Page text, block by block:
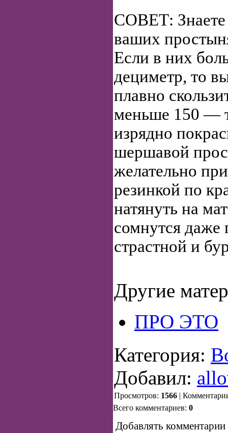
СОВЕТ: Знаете
ваших
Если в них
дециметр, то
плавно
меньше 150 —
изрядно
шершавой
желательно
резинкой по
натянуть на
сомнутся даже
страстной и
Другие
ПРО ЭТО
Категория:
Добавил:
Просмотров: 1566 |
Всего комментариев: 0
Добавлять комментарии